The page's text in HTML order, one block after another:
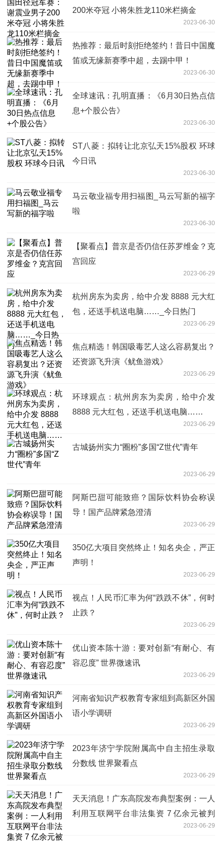
200米夺冠 小将朱胜龙110米栏摘金
2023-06-30
热推荐：最后时刻拒绝签约！昔日中国魔
笛或无缘新赛季中超，去踢中甲！
2023-06-30
全球速讯：孔明直播：《6月30日热点信
息+个股公告》
2023-06-30
ST八菱：拟转让北京弘天15%股权 环球
今日讯
2023-06-30
马云敬业福专用扫福图_马云写新的福字
啦
2023-06-30
【聚看点】普京是否仍信任苏罗维金？克
宫回应
2023-06-29
杭州房东为卖房，给中介发 8888 元大红
包，还送手机送电脑……_今日热门
2023-06-29
焦点精选！韩国吸毒艺人这么容易复出？
还资源飞升演《鱿鱼游戏》
2023-06-29
环球观点：杭州房东为卖房，给中介发
8888 元大红包，还送手机送电脑……
2023-06-29
古城扬州实力“圈粉”多国“Z世代”青年
2023-06-29
阿斯巴甜可能致癌？国际饮料协会称误
导！国产品牌紧急澄清
2023-06-29
350亿大项目突然终止！知名央企，严正
声明！
2023-06-29
视点！人民币汇率为何“跌跌不休”，何时
止跌？
2023-06-29
优山资本陈十游：要对创新“有耐心、有
容忍度” 世界微速讯
2023-06-29
河南省知识产权教育专家组到高新区外国
语小学调研
2023-06-29
2023年济宁学院附属高中自主招生录取
分数线 世界聚看点
2023-06-29
天天消息！广东高院发布典型案例：一人
利用互联网平台非法集资 7 亿余元被判
2023-06-29